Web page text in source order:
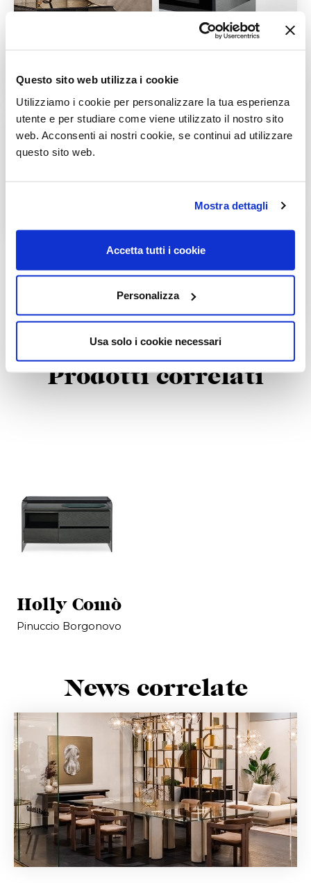
Questo sito web utilizza i cookie
Utilizziamo i cookie per personalizzare la tua esperienza
utente e per studiare come viene utilizzato il nostro sito
web. Acconsenti ai nostri cookie, se continui ad utilizzare
questo sito web.
Mostra dettagli
Accetta tutti i cookie
Personalizza
Usa solo i cookie necessari
Prodotti correlati
Holly Comò
Pinuccio Borgonovo
News correlate